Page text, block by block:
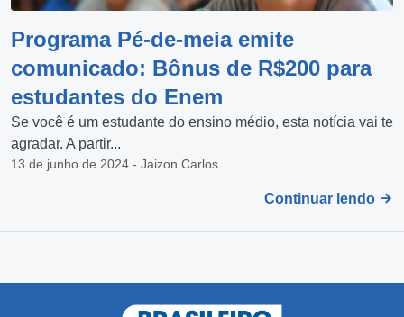
Programa Pé-de-meia emite
comunicado: Bônus de R$200 para
estudantes do Enem
Se você é um estudante do ensino médio, esta notícia vai te
agradar. A partir...
13 de junho de 2024 - Jaizon Carlos
Continuar lendo